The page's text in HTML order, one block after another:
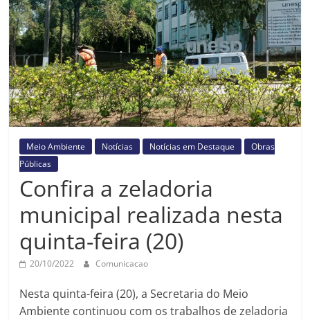
Prefeitura
Estância
Turística
Guaratinguetá
Meio Ambiente Notícias Notícias em Destaque
Obras
Públicas
Confira a zeladoria
municipal realizada nesta
quinta-feira (20)
20/10/2022 Comunicacao
Nesta quinta-feira (20), a Secretaria do Meio
Ambiente continuou com os trabalhos de zeladoria